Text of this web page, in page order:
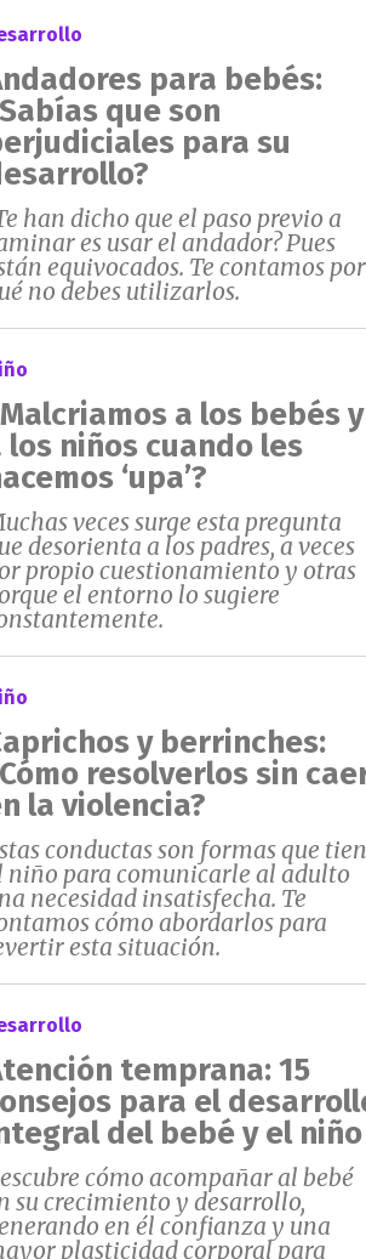
para bebés:
que son
para su
han dicho que el paso previo a
es usar el andador? Pues
equivocados. Te contamos por
no debes utilizarlos.
a los bebés y
los niños cuando les
‘upa’?
veces surge esta pregunta
desorienta a los padres, a veces
propio cuestionamiento y otras
el entorno lo sugiere
y berrinches:
resolverlos sin
la violencia?
conductas son formas que
niño para comunicarle al adulto
necesidad insatisfecha. Te
cómo abordarlos para
esta situación.
temprana: 15
para el
del bebé y el niño
cómo acompañar al bebé
su crecimiento y desarrollo,
en él confianza y una
plasticidad corporal para